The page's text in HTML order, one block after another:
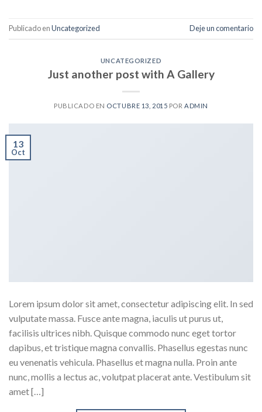
Publicado enUncategorized Deje un comentario
UNCATEGORIZED
Just another post with A Gallery
PUBLICADO EN OCTUBRE 13, 2015 POR ADMIN
13
Oct
Lorem ipsum dolor sit amet, consectetur adipiscing elit. In sed
vulputate massa. Fusce ante magna, iaculis ut purus ut,
facilisis ultrices nibh. Quisque commodo nunc eget tortor
dapibus, et tristique magna convallis. Phasellus egestas nunc
eu venenatis vehicula. Phasellus et magna nulla. Proin ante
nunc, mollis a lectus ac, volutpat placerat ante. Vestibulum sit
amet […]